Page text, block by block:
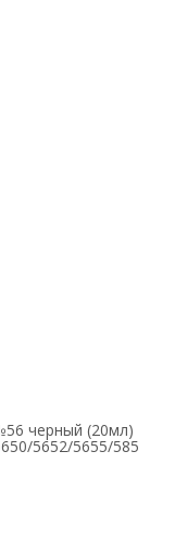
черный (20мл)
5652/5655/585